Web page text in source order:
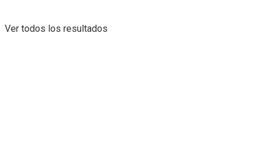
Ver todos los resultados